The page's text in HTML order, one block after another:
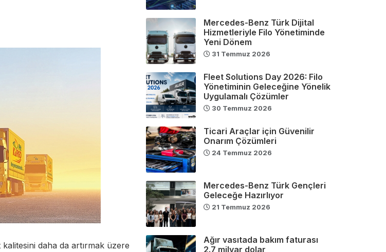
daha da artırmak üzere
Mercedes-Benz Türk Dijital
Hizmetleriyle Filo Yönetiminde
Yeni Dönem
31 Temmuz 2026
Fleet Solutions Day 2026: Filo
Yönetiminin Geleceğine Yönelik
Uygulamalı Çözümler
30 Temmuz 2026
Ticari Araçlar için Güvenilir
Onarım Çözümleri
24 Temmuz 2026
Mercedes-Benz Türk Gençleri
Geleceğe Hazırlıyor
21 Temmuz 2026
Ağır vasıtada bakım faturası
2.7 milyar dolar